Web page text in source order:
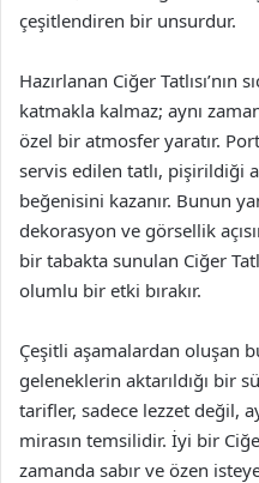
çeşitlendiren bir unsurdur.
Hazırlanan Ciğer Tatlısı’nın
katmakla kalmaz; aynı
özel bir atmosfer yaratır.
servis edilen tatlı, pişirildiği
beğenisini kazanır. Bunun
dekorasyon ve görsellik
bir tabakta sunulan Ciğer
olumlu bir etki bırakır.
Çeşitli aşamalardan oluşan
geleneklerin aktarıldığı bir
tarifler, sadece lezzet değil,
mirasın temsilidir. İyi bir
zamanda sabır ve özen